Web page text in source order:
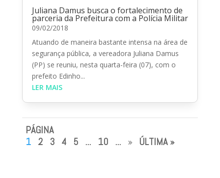
Juliana Damus busca o fortalecimento de
parceria da Prefeitura com a Polícia Militar
09/02/2018
Atuando de maneira bastante intensa na área de
segurança pública, a vereadora Juliana Damus
(PP) se reuniu, nesta quarta-feira (07), com o
prefeito Edinho...
LER MAIS
PÁGINA
1 2 3 4 5 ... 10 ... » ÚLTIMA »